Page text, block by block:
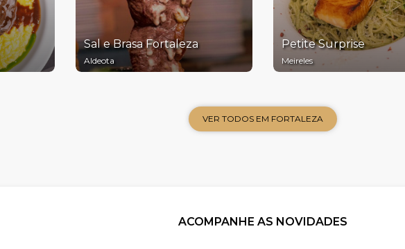
Sal e Brasa Fortaleza
Aldeota
Petite Surprise
Meireles
VER TODOS EM FORTALEZA
ACOMPANHE AS NOVIDADES